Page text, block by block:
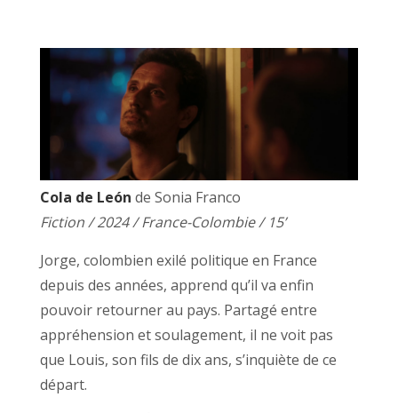
Cola de León de Sonia Franco
Fiction / 2024 / France-Colombie / 15’
Jorge, colombien exilé politique en France
depuis des années, apprend qu’il va enfin
pouvoir retourner au pays. Partagé entre
appréhension et soulagement, il ne voit pas
que Louis, son fils de dix ans, s’inquiète de ce
départ.